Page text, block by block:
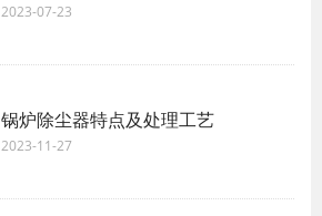
2023-07-23
锅炉除尘器特点及处理工艺
2023-11-27